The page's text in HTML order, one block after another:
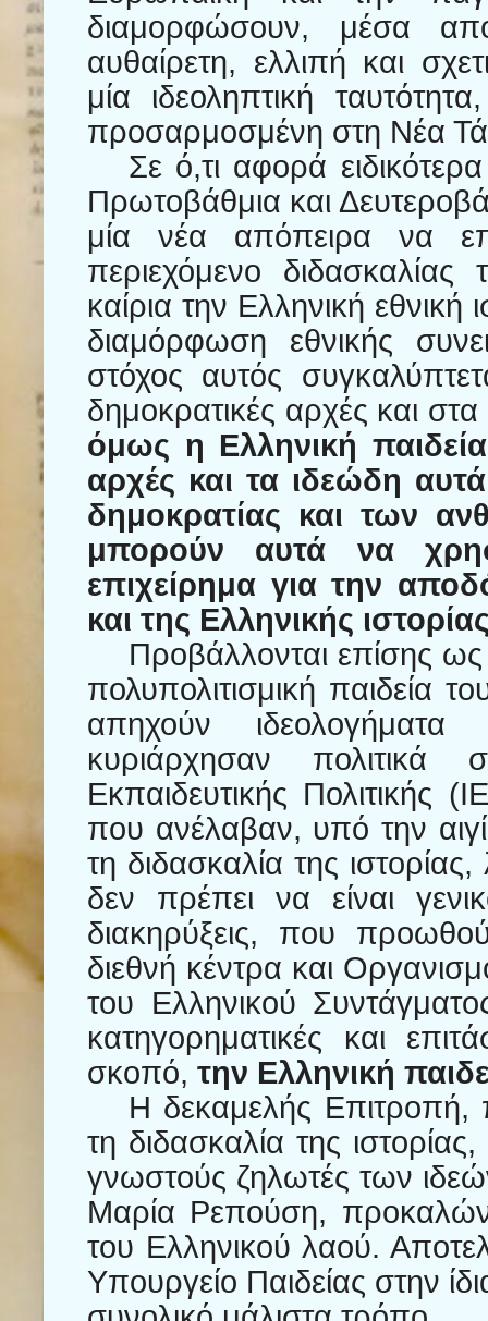
διαμορφώσουν, μέσα
αυθαίρετη, ελλιπή και
μία ιδεοληπτική
προσαρμοσμένη στη Νέα
Σε ό,τι αφορά
Πρωτοβάθμια και
μία νέα απόπειρα να
περιεχόμενο
καίρια την Ελληνική εθνική
διαμόρφωση εθνικής
στόχος αυτός
δημοκρατικές αρχές και
όμως η Ελληνική
αρχές και τα ιδεώδη
δημοκρατίας και των
μπορούν αυτά να
επιχείρημα για την
και της Ελληνικής
Προβάλλονται επίσης
πολυπολιτισμική παιδεία
απηχούν
κυριάρχησαν
Εκπαιδευτικής Πολιτικής
που ανέλαβαν, υπό την
τη διδασκαλία της
δεν πρέπει να είναι
διακηρύξεις, που
διεθνή κέντρα και
του Ελληνικού
κατηγορηματικές και
σκοπό, την Ελληνική
Η δεκαμελής
τη διδασκαλία της
γνωστούς ζηλωτές των
Μαρία Ρεπούση,
του Ελληνικού λαού.
Υπουργείο Παιδείας στην